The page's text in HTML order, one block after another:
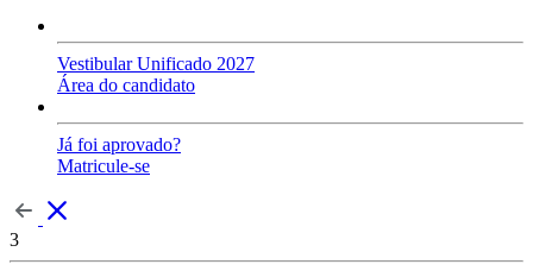
Vestibular Unificado 2027
Área do candidato
Já foi aprovado?
Matricule-se
3